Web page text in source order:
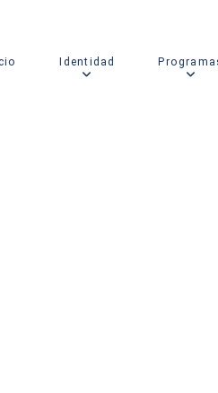
Identidad